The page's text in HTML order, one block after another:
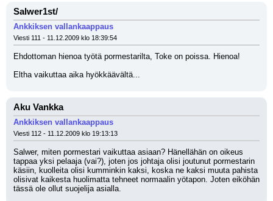
Salwer1st/
Ankkiksen vallankaappaus
Viesti 111 - 11.12.2009 klo 18:39:54
Ehdottoman hienoa työtä pormestarilta, Toke on poissa. Hienoa!
Eltha vaikuttaa aika hyökkäävältä...
Aku Vankka
Ankkiksen vallankaappaus
Viesti 112 - 11.12.2009 klo 19:13:13
Salwer, miten pormestari vaikuttaa asiaan? Hänellähän on oikeus
tappaa yksi pelaaja (vai?), joten jos johtaja olisi joutunut pormestarin
käsiin, kuolleita olisi kumminkin kaksi, koska ne kaksi muuta pahista
olisivat kaikesta huolimatta tehneet normaalin yötapon. Joten eiköhän
tässä ole ollut suojelija asialla.